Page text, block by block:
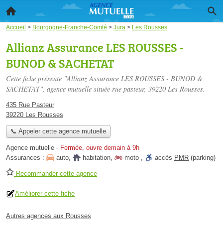
Accueil > Bourgogne-Franche-Comté > Jura > Les Rousses
Allianz Assurance LES ROUSSES -
BUNOD & SACHETAT
Cette fiche présente "Allianz Assurance LES ROUSSES - BUNOD &
SACHETAT", agence mutuelle située rue pasteur, 39220 Les Rousses.
435 Rue Pasteur
39220 Les Rousses
📞 Appeler cette agence mutuelle
Agence mutuelle - Fermée, ouvre demain à 9h
Assurances :
auto, habitation, moto , accès PMR (parking)
Recommander cette agence
Améliorer cette fiche
Autres agences aux Rousses